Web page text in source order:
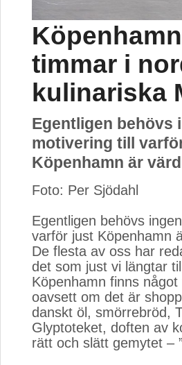
timmar i
kulinariska
Egentligen behövs
motivering till
Köpenhamn är
Foto: Per Sjödahl
Egentligen behövs
varför just Köpenhamn
De flesta av oss har
det som just vi längtar
Köpenhamn finns något
oavsett om det är
danskt öl, smörrebröd,
Glyptoteket, doften av
rätt och slätt gemytet –